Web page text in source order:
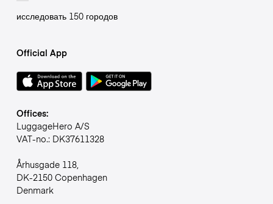
исследовать 150 городов
Official App
Offices:
LuggageHero A/S
VAT-no.: DK37611328
Århusgade 118,
DK-2150 Copenhagen
Denmark